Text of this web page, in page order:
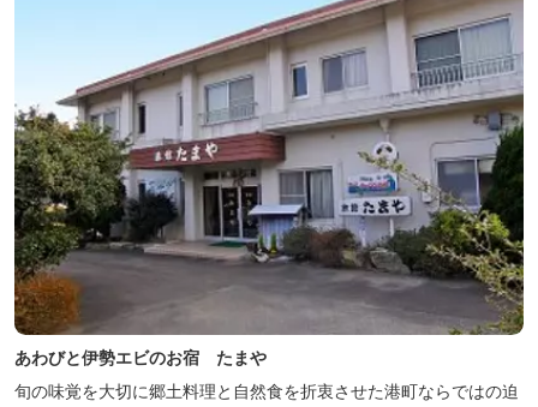
あわびと伊勢エビのお宿 たまや
旬の味覚を大切に郷土料理と自然食を折衷させた港町ならではの迫